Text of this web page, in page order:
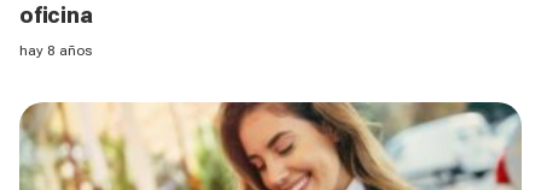
oficina
hay 8 años